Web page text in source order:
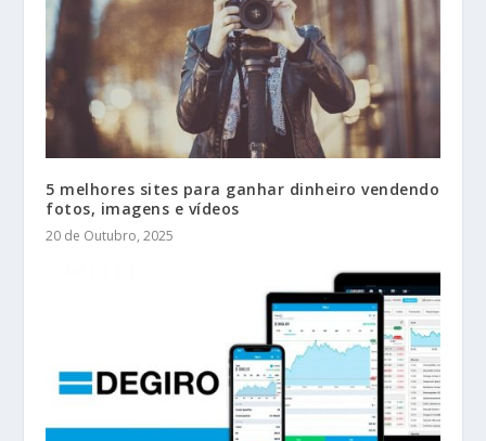
5 melhores sites para ganhar dinheiro vendendo
fotos, imagens e vídeos
20 de Outubro, 2025